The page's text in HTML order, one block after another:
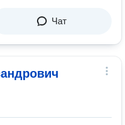
Чат